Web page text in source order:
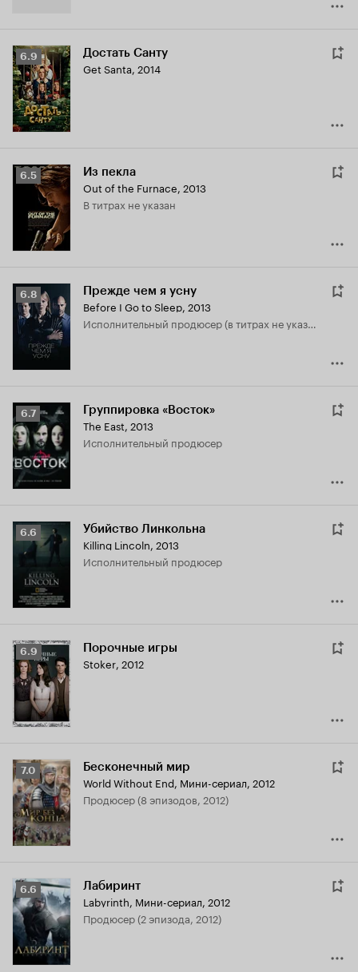
Рейтинг
Кинопоиска
6.9
6.9 Достать Санту
Get Santa, 2014
Рейтинг
Кинопоиска
6.5 Из пекла
Out of the Furnace, 2013
в титрах не указан
Рейтинг
Кинопоиска
6.8
6.8 Прежде чем я усну
Before I Go to Sleep, 2013
исполнительный продюсер (в титрах не указан)
Рейтинг
Кинопоиска
6.7
6.7 Группировка «Восток»
The East, 2013
исполнительный продюсер
Рейтинг
Кинопоиска
6.6 Убийство Линкольна
Killing Lincoln, 2013
исполнительный продюсер
Рейтинг
Кинопоиска
6.9
6.9 Порочные игры
Stoker, 2012
Рейтинг
Кинопоиска
7.0
7.0 Бесконечный мир
World Without End, Мини-сериал, 2012
продюсер (8 эпизодов, 2012)
Рейтинг
Кинопоиска
6.6
6.6 Лабиринт
Labyrinth, Мини-сериал, 2012
продюсер (2 эпизода, 2012)